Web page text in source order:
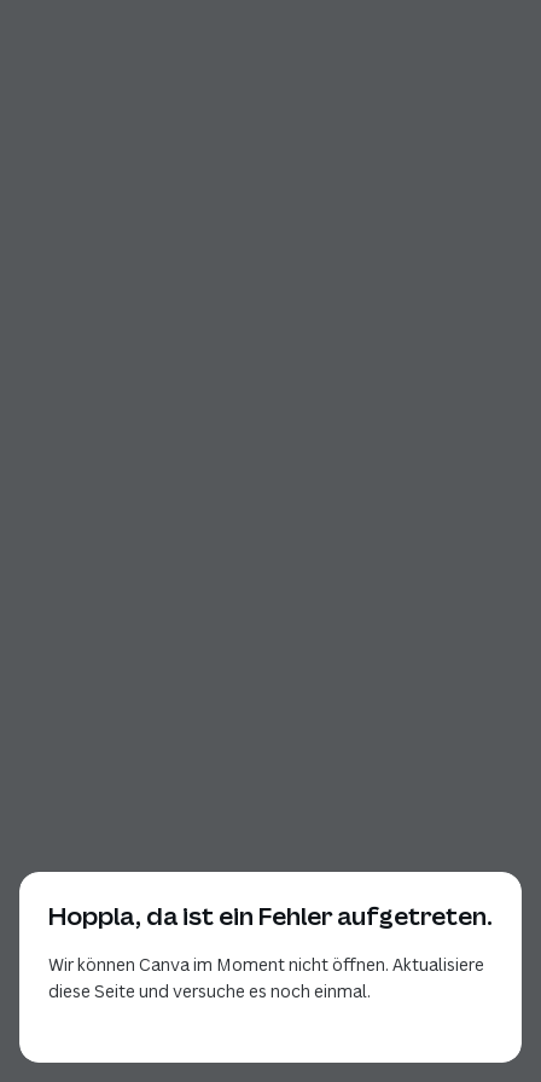
Hoppla, da ist ein Fehler aufgetreten.
Wir können Canva im Moment nicht öffnen. Aktualisiere
diese Seite und versuche es noch einmal.